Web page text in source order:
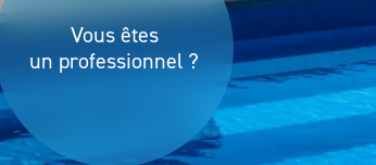
Vous êtes
un professionnel ?